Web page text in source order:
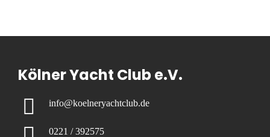
Kölner Yacht Club e.V.
info@koelneryachtclub.de
0221 / 392575